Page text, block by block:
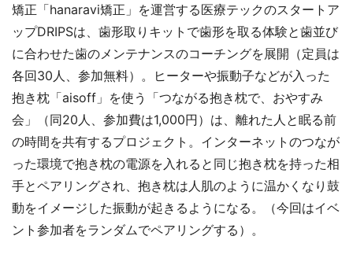
矯正「hanaravi矯正」を運営する医療テックのスタートア
ップDRIPSは、歯形取りキットで歯形を取る体験と歯並び
に合わせた歯のメンテナンスのコーチングを展開（定員は
各回30人、参加無料）。ヒーターや振動子などが入った
抱き枕「aisoff」を使う「つながる抱き枕で、おやすみ
会」（同20人、参加費は1,000円）は、離れた人と眠る前
の時間を共有するプロジェクト。インターネットのつなが
った環境で抱き枕の電源を入れると同じ抱き枕を持った相
手とペアリングされ、抱き枕は人肌のように温かくなり鼓
動をイメージした振動が起きるようになる。（今回はイベ
ント参加者をランダムでペアリングする）。